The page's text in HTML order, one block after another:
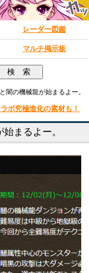
レーダー図鑑
マルチ掲示板
闇の機械龍が始まるよー。
究極進化の素材も！
まるよー。